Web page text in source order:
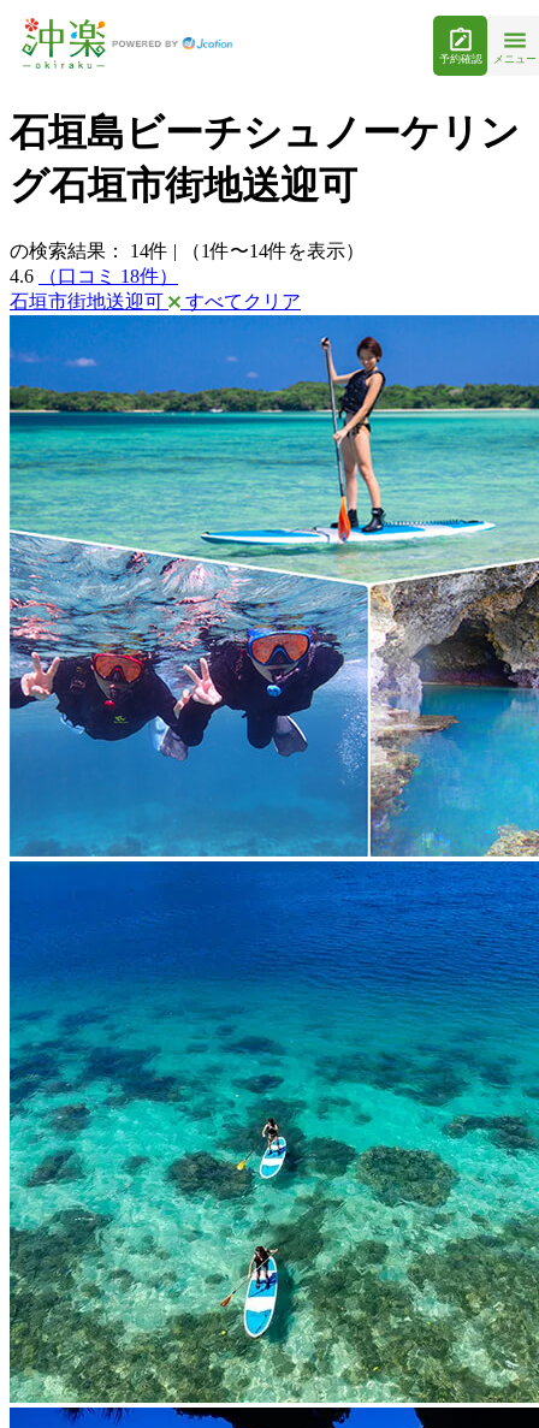
予約確認 メニュー
石垣島ビーチシュノーケリン
グ石垣市街地送迎可
の検索結果： 14件 |
（1件〜14件を表示）
4.6
（口コミ 18件）
石垣市街地送迎可
すべてクリア